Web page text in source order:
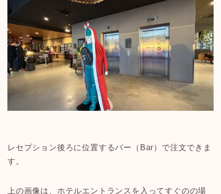
レセプション後ろに位置するバー（Bar）で注文できま
す。
上の画像は、ホテルエントランスを入ってすぐのの場